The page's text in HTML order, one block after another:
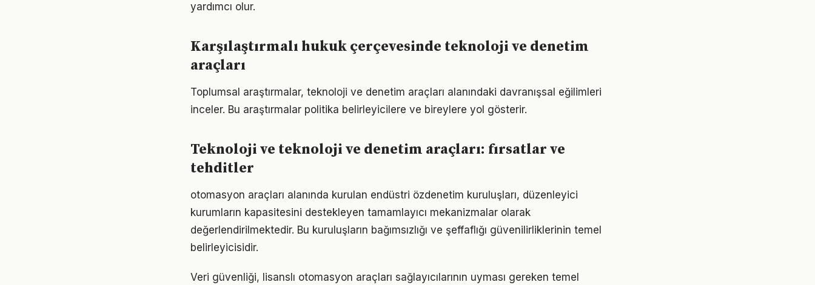
yardımcı olur.
Karşılaştırmalı hukuk çerçevesinde teknoloji ve denetim
araçları
Toplumsal araştırmalar, teknoloji ve denetim araçları alanındaki davranışsal eğilimleri
inceler. Bu araştırmalar politika belirleyicilere ve bireylere yol gösterir.
Teknoloji ve teknoloji ve denetim araçları: fırsatlar ve
tehditler
otomasyon araçları alanında kurulan endüstri özdenetim kuruluşları, düzenleyici
kurumların kapasitesini destekleyen tamamlayıcı mekanizmalar olarak
değerlendirilmektedir. Bu kuruluşların bağımsızlığı ve şeffaflığı güvenilirliklerinin temel
belirleyicisidir.
Veri güvenliği, lisanslı otomasyon araçları sağlayıcılarının uyması gereken temel